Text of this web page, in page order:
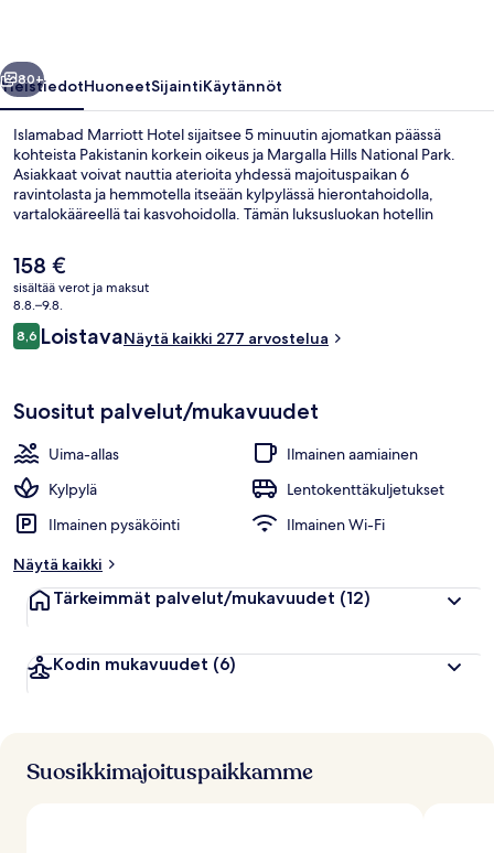
Seuraava
80+
YleistiedotHuoneetSijaintiKäytännöt
Islamabad Marriott Hotel sijaitsee 5 minuutin ajomatkan päässä
kohteista Pakistanin korkein oikeus ja Margalla Hills National Park.
Asiakkaat voivat nauttia aterioita yhdessä majoituspaikan 6
ravintolasta ja hemmotella itseään kylpylässä hierontahoidolla,
vartalokääreellä tai kasvohoidolla. Tämän luksusluokan hotellin
vuorokauden auki oleva kuntokeskus.
Nykyinen
hinta
on
158 €
158 €
sisältää verot ja maksut
8.8.–9.8.
Arvostelut
8,68,6 kautta 10.
LoistavaNäytä kaikki 277 arvostelua
Suositut palvelut/mukavuudet
Uima-allas
Ilmainen aamiainen
Kylpylä
Lentokenttäkuljetukset
Ilmainen pysäköinti
Ilmainen Wi-Fi
Näytä kaikki
Tärkeimmät palvelut/mukavuudet (12)
Kodin mukavuudet (6)
Suosikkimajoituspaikkamme